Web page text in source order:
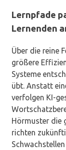
Lernpfade
Lernenden
Über die reine
größere
Systeme
übt. Anstatt
verfolgen KI-
Hörmuster die
richten